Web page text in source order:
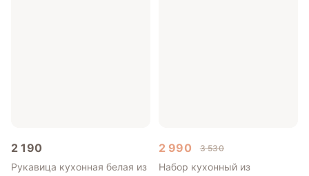
2 190
Рукавица кухонная белая из
2 990 3 530
Набор кухонный из